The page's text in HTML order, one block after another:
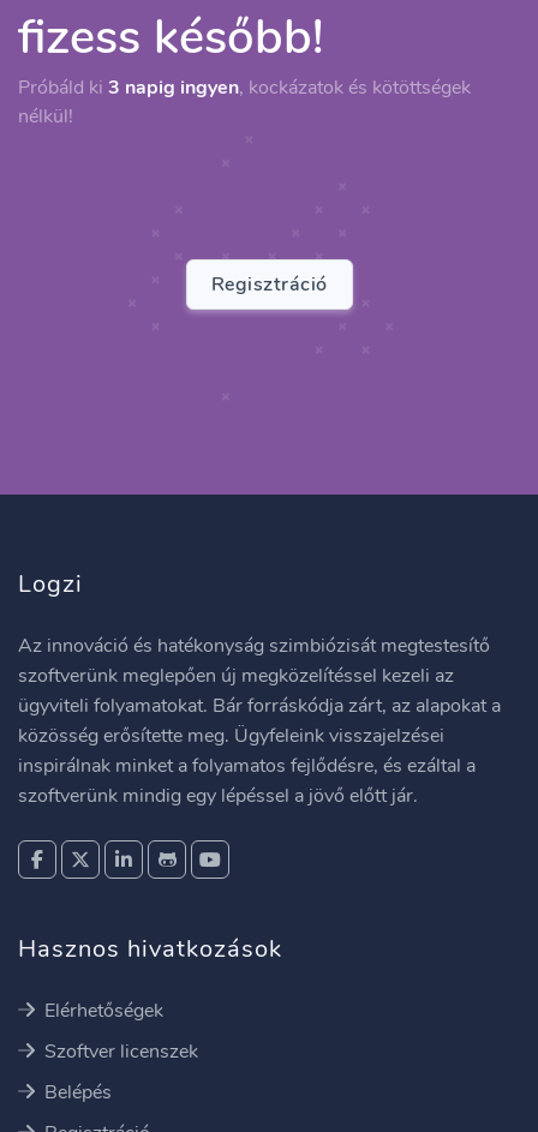
fizess később!
Próbáld ki 3 napig ingyen, kockázatok és kötöttségek
nélkül!
Regisztráció
Logzi
Az innováció és hatékonyság szimbiózisát megtestesítő
szoftverünk meglepően új megközelítéssel kezeli az
ügyviteli folyamatokat. Bár forráskódja zárt, az alapokat a
közösség erősítette meg. Ügyfeleink visszajelzései
inspirálnak minket a folyamatos fejlődésre, és ezáltal a
szoftverünk mindig egy lépéssel a jövő előtt jár.
Hasznos hivatkozások
Elérhetőségek
Szoftver licenszek
Belépés